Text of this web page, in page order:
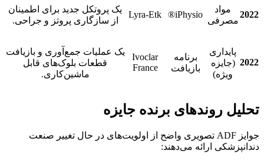
مواد
iPhysio®
Lyra-Etk
یک پروتکل جدید برای اطمینان
از سازگاری پروتز و جراحی.
برنامه
بازیافت
Ivoclar
France
یک عملیات جمع‌آوری و بازیافت
قطعات بلوک‌های قابل
ماشین‌کاری.
روندهای برنده جایزه
جوایز ADF تصویری واضح از اولویت‌های در حال تغییر صنعت
ارائه می‌دهند: